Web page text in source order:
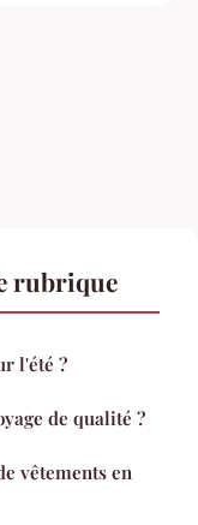
rubrique
l'été ?
de qualité ?
vêtements en